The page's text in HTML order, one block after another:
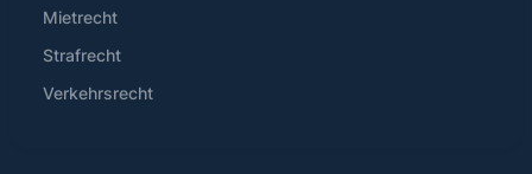
Mietrecht
Strafrecht
Verkehrsrecht